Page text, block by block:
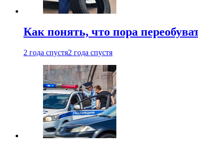
Как понять, что пора
2 года спустя2 года спустя